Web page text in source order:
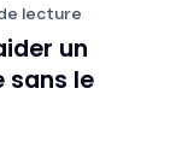
lecture
un
sans le